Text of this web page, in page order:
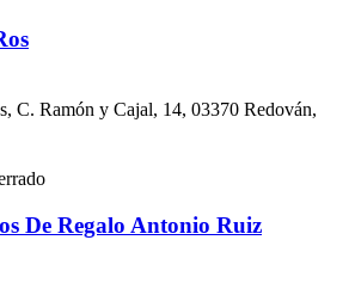
C. Ramón y Cajal, 14, 03370 Redován,
De Regalo Antonio Ruiz